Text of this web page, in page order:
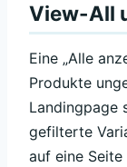
View-All
Eine „Alle
Produkte
Landingpage
gefilterte
auf eine